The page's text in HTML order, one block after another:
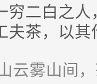
穷二白之
夫茶，以
云雾山间